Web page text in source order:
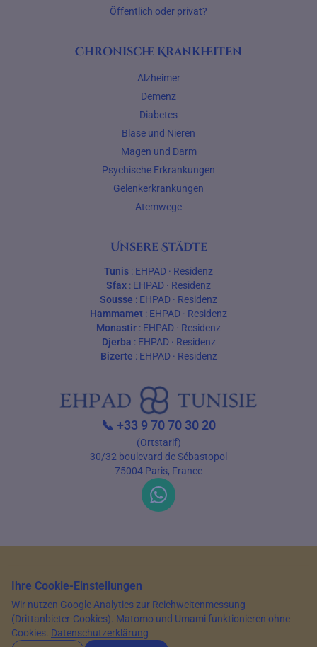
Öffentlich oder privat?
Chronische Krankheiten
Alzheimer
Demenz
Diabetes
Blase und Nieren
Magen und Darm
Psychische Erkrankungen
Gelenkerkrankungen
Atemwege
Unsere Städte
Tunis : EHPAD · Residenz
Sfax : EHPAD · Residenz
Sousse : EHPAD · Residenz
Hammamet : EHPAD · Residenz
Monastir : EHPAD · Residenz
Djerba : EHPAD· Residenz
Bizerte : EHPAD· Residenz
📞 +33 9 70 70 30 20
(Ortstarif)
30/32 boulevard de Sébastopol
75004 Paris, France
© 2026 EHPAD Tunisie — Alle Rechte vorbehalten
Artikel verfasst von Farès Bouslama, Präsident von SILVER RESORTS
Aktualisiert am14. Mai 2026
Ihre Cookie-Einstellungen
Wir nutzen Google Analytics zur Reichweitenmessung
(Drittanbieter-Cookies). Matomo und Umami funktionieren ohne
Cookies. Datenschutzerklärung